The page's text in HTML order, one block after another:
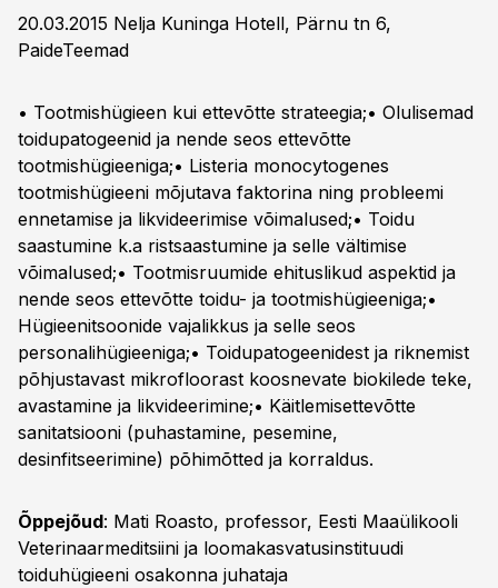
20.03.2015 Nelja Kuninga Hotell, Pärnu tn 6,
PaideTeemad
• Tootmishügieen kui ettevõtte strateegia;• Olulisemad
toidupatogeenid ja nende seos ettevõtte
tootmishügieeniga;• Listeria monocytogenes
tootmishügieeni mõjutava faktorina ning probleemi
ennetamise ja likvideerimise võimalused;• Toidu
saastumine k.a ristsaastumine ja selle vältimise
võimalused;• Tootmisruumide ehituslikud aspektid ja
nende seos ettevõtte toidu- ja tootmishügieeniga;•
Hügieenitsoonide vajalikkus ja selle seos
personalihügieeniga;• Toidupatogeenidest ja riknemist
põhjustavast mikrofloorast koosnevate biokilede teke,
avastamine ja likvideerimine;• Käitlemisettevõtte
sanitatsiooni (puhastamine, pesemine,
desinfitseerimine) põhimõtted ja korraldus.
Õppejõud: Mati Roasto, professor, Eesti Maaülikooli
Veterinaarmeditsiini ja loomakasvatusinstituudi
toiduhügieeni osakonna juhataja